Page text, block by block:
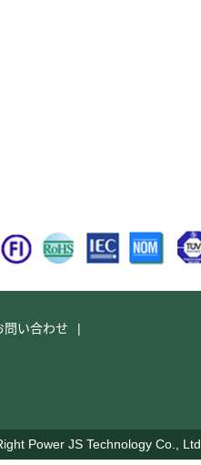
問い合わせ |
Power JS Technology Co., Ltd.